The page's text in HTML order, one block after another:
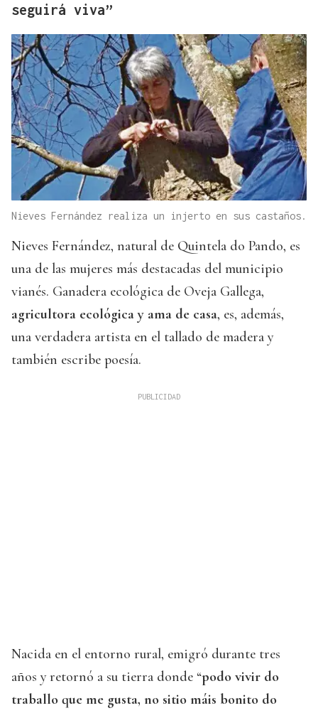
seguirá viva”
Nieves Fernández realiza un injerto en sus castaños.
Nieves Fernández, natural de Quintela do Pando, es
una de las mujeres más destacadas del municipio
vianés. Ganadera ecológica de Oveja Gallega,
agricultora ecológica y ama de casa, es, además,
una verdadera artista en el tallado de madera y
también escribe poesía.
Nacida en el entorno rural, emigró durante tres
años y retornó a su tierra donde “podo vivir do
traballo que me gusta, no sitio máis bonito do